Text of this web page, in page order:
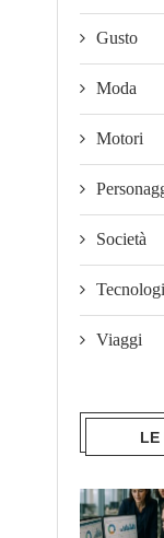
Gusto
Moda
Motori
Società
Viaggi
LE